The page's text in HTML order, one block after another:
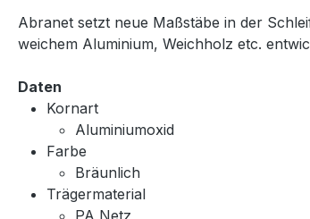
Abranet setzt neue Maßstäbe in der
weichem Aluminium, Weichholz etc.
Daten
Kornart
Aluminiumoxid
Farbe
Bräunlich
Trägermaterial